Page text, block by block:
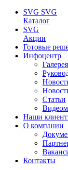
SVG SVG
Каталог
SVG
Акции
Готовые
Инфоцентр
Галерея
Статьи
Наши
О компании
Контакты